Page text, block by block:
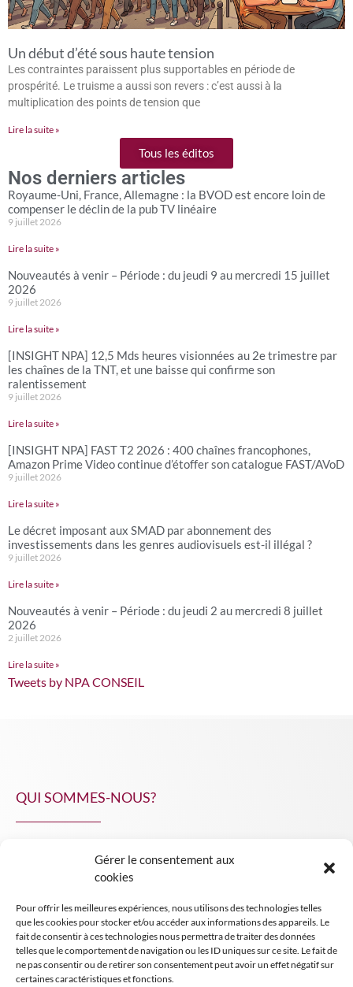
Gérer le consentement aux
cookies
Pour offrir les meilleures expériences, nous utilisons des technologies telles
que les cookies pour stocker et/ou accéder aux informations des appareils. Le
fait de consentir à ces technologies nous permettra de traiter des données
telles que le comportement de navigation ou les ID uniques sur ce site. Le fait de
ne pas consentir ou de retirer son consentement peut avoir un effet négatif sur
certaines caractéristiques et fonctions.
Un début d’été sous haute tension
Les contraintes paraissent plus supportables en période de
prospérité. Le truisme a aussi son revers : c’est aussi à la
multiplication des points de tension que
Lire la suite »
Tous les éditos
Nos derniers articles
Royaume-Uni, France, Allemagne : la BVOD est encore loin de
compenser le déclin de la pub TV linéaire
9 juillet 2026
Lire la suite »
Nouveautés à venir – Période : du jeudi 9 au mercredi 15 juillet
2026
9 juillet 2026
Lire la suite »
[INSIGHT NPA] 12,5 Mds heures visionnées au 2e trimestre par
les chaînes de la TNT, et une baisse qui confirme son
ralentissement
9 juillet 2026
Lire la suite »
[INSIGHT NPA] FAST T2 2026 : 400 chaînes francophones,
Amazon Prime Video continue d’étoffer son catalogue FAST/AVoD
9 juillet 2026
Lire la suite »
Le décret imposant aux SMAD par abonnement des
investissements dans les genres audiovisuels est-il illégal ?
9 juillet 2026
Lire la suite »
Nouveautés à venir – Période : du jeudi 2 au mercredi 8 juillet
2026
2 juillet 2026
Lire la suite »
Tweets by NPA CONSEIL
QUI SOMMES-NOUS?
INSIGHT NPA